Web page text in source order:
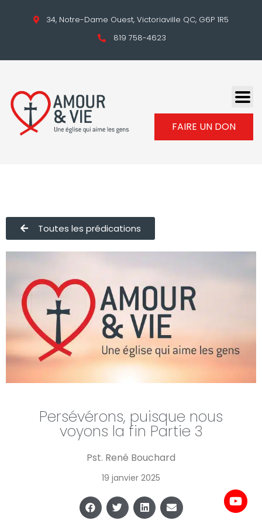
34, Notre-Dame Ouest, Victoriaville QC, G6P 1R5
819 758-4623
FAIRE UN DON
Toutes les prédications
Persévérons, puisque nous
voyons la fin Partie 3
Pst. René Bouchard
19 janvier 2025